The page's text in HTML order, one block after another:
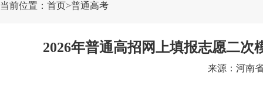
当前位置：首页>普通高考
2026年普通高招网上填报志愿二
来源：河南